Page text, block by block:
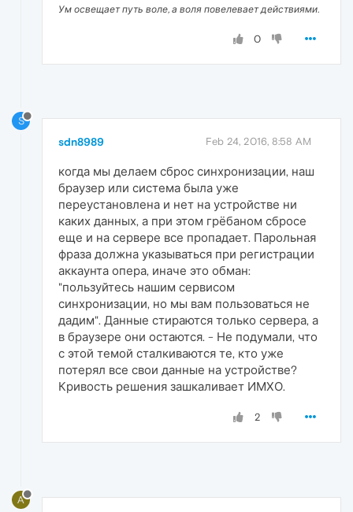
Ум освещает путь воле, а воля повелевает действиями.
0
S
sdn8989 Feb 24, 2016, 8:58 AM
когда мы делаем сброс синхронизации, наш
браузер или система была уже
переустановлена и нет на устройстве ни
каких данных, а при этом грёбаном сбросе
еще и на сервере все пропадает. Парольная
фраза должна указываться при регистрации
аккаунта опера, иначе это обман:
"пользуйтесь нашим сервисом
синхронизации, но мы вам пользоваться не
дадим". Данные стираются только сервера, а
в браузере они остаются. - Не подумали, что
с этой темой сталкиваются те, кто уже
потерял все свои данные на устройстве?
Кривость решения зашкаливает ИМХО.
2
A